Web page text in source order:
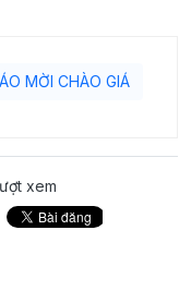
MỜI CHÀO GIÁ
xem